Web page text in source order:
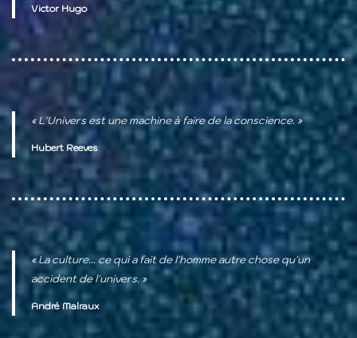
Victor Hugo
« L'Univers est une machine à faire de la conscience. »
Hubert Reeves
« La culture... ce qui a fait de l'homme autre chose qu'un
accident de l'univers. »
André Malraux